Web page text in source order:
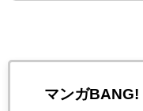
マンガBANG!